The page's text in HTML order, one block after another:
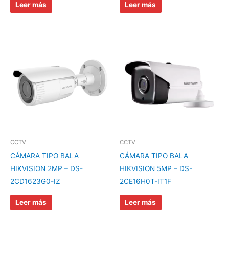
Leer más Leer más
CCTV
CÁMARA TIPO BALA
HIKVISION 2MP – DS-
2CD1623G0-IZ
Leer más
CCTV
CÁMARA TIPO BALA
HIKVISION 5MP – DS-
2CE16H0T-IT1F
Leer más